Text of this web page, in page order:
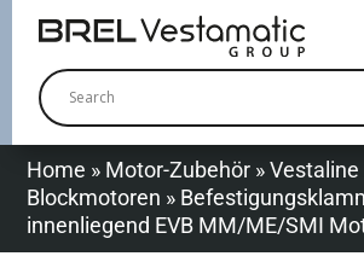
Home » Motor-Zubehör »
Blockmotoren »
innenliegend EVB MM/ME/SMI